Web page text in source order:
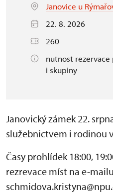
Janovice u
22. 8. 2026
260
nutnost
i skupiny
Janovický zámek 22.
služebnictvem i rodinou
Časy prohlídek 18:00,
rezrevace míst na e-